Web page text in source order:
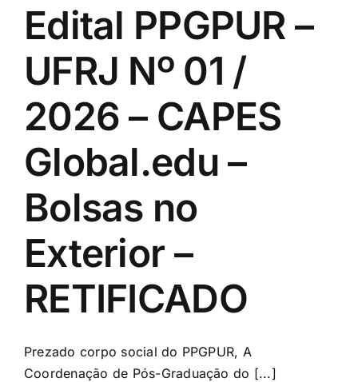
Edital PPGPUR –
UFRJ Nº 01 /
2026 – CAPES
Global.edu –
Bolsas no
Exterior –
RETIFICADO
Prezado corpo social do PPGPUR, A
Coordenação de Pós-Graduação do [...]